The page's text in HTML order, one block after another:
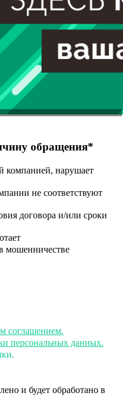
обращения*
компанией, нарушает
не соответствуют
договора и/или сроки
мошенничестве
соглашением.
персональных данных.
и будет обработано в